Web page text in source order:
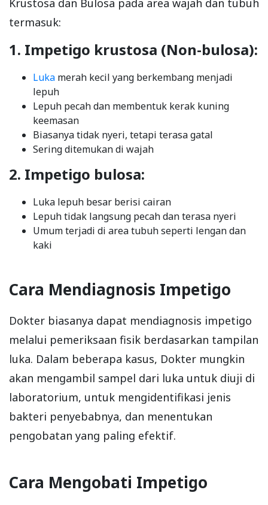
termasuk:
1. Impetigo krustosa (Non-bulosa):
Luka merah kecil yang berkembang menjadi
lepuh
Lepuh pecah dan membentuk kerak kuning
keemasan
Biasanya tidak nyeri, tetapi terasa gatal
Sering ditemukan di wajah
2. Impetigo bulosa:
Luka lepuh besar berisi cairan
Lepuh tidak langsung pecah dan terasa nyeri
Umum terjadi di area tubuh seperti lengan dan
kaki
Cara Mendiagnosis Impetigo
Dokter biasanya dapat mendiagnosis impetigo
melalui pemeriksaan fisik berdasarkan tampilan
luka. Dalam beberapa kasus, Dokter mungkin
akan mengambil sampel dari luka untuk diuji di
laboratorium, untuk mengidentifikasi jenis
bakteri penyebabnya, dan menentukan
pengobatan yang paling efektif.
Cara Mengobati Impetigo